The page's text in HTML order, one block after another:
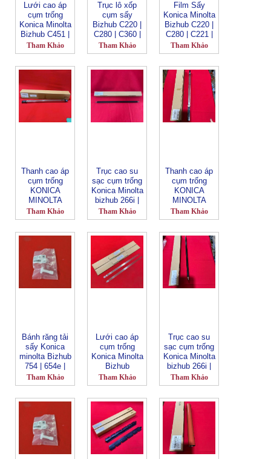
Lưới cao áp
cụm trống
Konica Minolta
Bizhub C451 |
C550 | C650 |
C452 | C552 |
C654e | C754 |
C754e | 758 |
808 |
Charge Grid
Tham Khảo
Trục lô xốp
cụm sấy
Bizhub C220 |
C280 | C360 |
C221 | C281 |
C308 | C368 |
| C224 | C284 |
C364 | C454 _
Fuser Belt
SPONGE
ROLLER _
FG-154-Y_
Tham Khảo
Film Sấy
Konica Minolta
Bizhub C220 |
C280 | C221 |
C281 | C224 |
C284 | C364 |
284e| 364e |
C454e _FM-
064_LBT_
(CN1011)
(CN1267)
Tham Khảo
Thanh cao áp
cụm trống
KONICA
MINOLTA
BIZHUB
C6000 | C7000
C6500 | C6501
| C6501P
(CN1316)
(CN2141)
Tham Khảo
Trục cao su
sạc cụm trống
Konica Minolta
bizhub 266i |
306i | 308 |
368 | 458 | 558
360i | 450i |
550i | 650i |
C659 | C759_
FG-134 _ LBT
(CN1679)
Tham Khảo
Thanh cao áp
cụm trống
KONICA
MINOLTA
BIZHUB
C1060 | C1070
C2060 | C2070
| C3070 |
C3080 _
A50UR70323
_FT-493
(CN1509)
Tham Khảo
Bánh răng tải
sấy Konica
minolta Bizhub
754 | 654e |
754e | C554 |
C554e | C654 |
558 | 758 | 808
| 558e | 658e |
C659 |
C759_FL-
096_Fuser
Tham Khảo
Lưới cao áp
cụm trống
Konica Minolta
Bizhub
654/754/C654/
C754/654e/754
corona wire _
Color _ FT
-153 (CN1229)
Tham Khảo
Trục cao su
sạc cụm trống
Konica Minolta
bizhub 266i |
306i | 308 |
368 | 458 | 558
360i | 450i |
550i | 650i |
C659 | C759 _
FG-134-Y_
ZIN
Tham Khảo